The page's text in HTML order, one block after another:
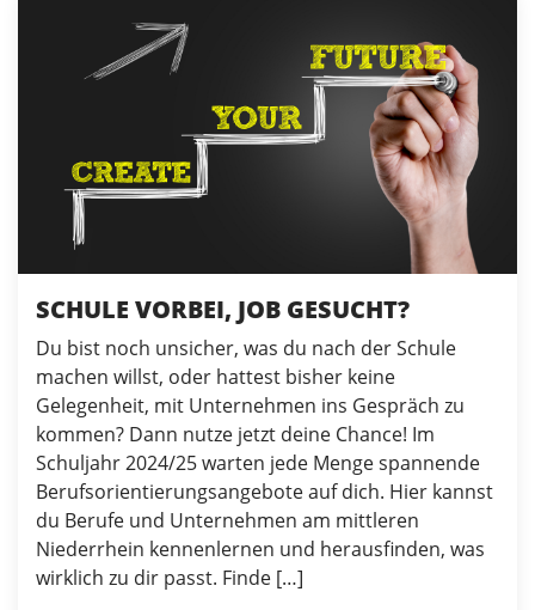
SCHULE VORBEI, JOB GESUCHT?
Du bist noch unsicher, was du nach der Schule
machen willst, oder hattest bisher keine
Gelegenheit, mit Unternehmen ins Gespräch zu
kommen? Dann nutze jetzt deine Chance! Im
Schuljahr 2024/25 warten jede Menge spannende
Berufsorientierungsangebote auf dich. Hier kannst
du Berufe und Unternehmen am mittleren
Niederrhein kennenlernen und herausfinden, was
wirklich zu dir passt. Finde […]